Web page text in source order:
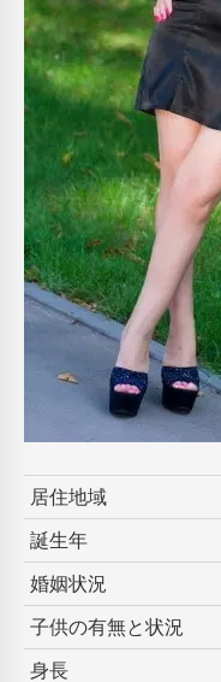
居住地域
誕生年
婚姻状況
子供の有無と状況
身長